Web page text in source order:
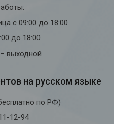
с 09:00 до 18:00
до 18:00
выходной
на рус­ском языке
по РФ)
12-94